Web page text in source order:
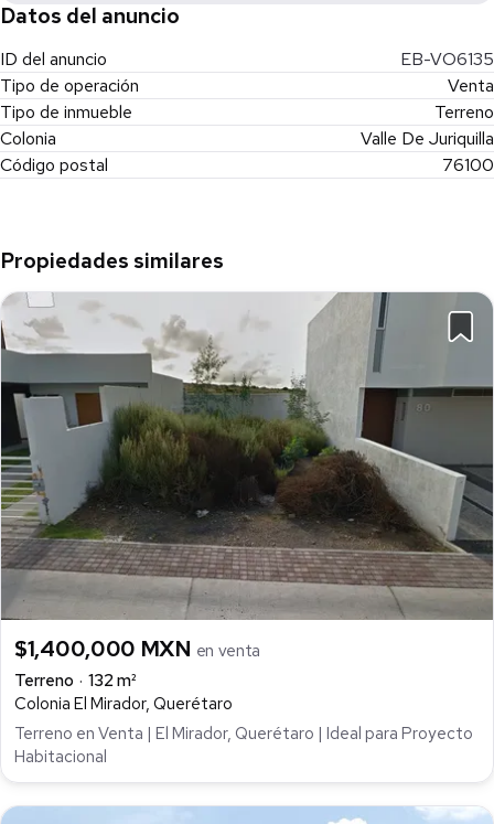
Datos del anuncio
ID del anuncio
EB-VO6135
Tipo de operación
Venta
Tipo de inmueble
Terreno
Colonia
Valle De Juriquilla
Código postal
76100
Propiedades similares
$1,400,000 MXN en venta
Terreno
132 m²
Colonia El Mirador, Querétaro
Terreno en Venta | El Mirador, Querétaro | Ideal para Proyecto
Habitacional